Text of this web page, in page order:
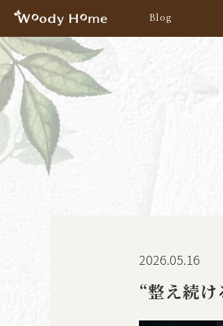
Blog
2026.05.16
“整え続け